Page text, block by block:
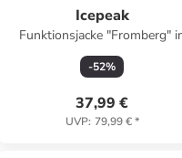
Icepeak
Funktionsjacke "Fromberg"
Schwarz
-52%
37,99 €
UVP: 79,99 €*